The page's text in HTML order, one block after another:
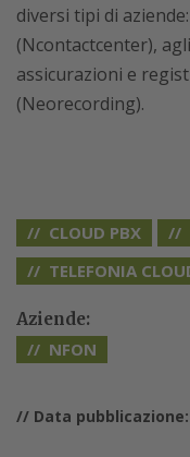
diversi tipi di
(Ncontactcenter),
assicurazioni e
(Neorecording).
CLOUD PBX
TELEFONIA
Aziende:
NFON
// Data pubblicazione: